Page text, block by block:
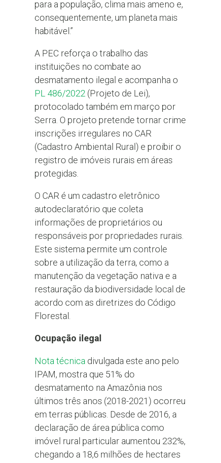
para a população, clima mais ameno e,
consequentemente, um planeta mais
habitável.”
A PEC reforça o trabalho das
instituições no combate ao
desmatamento ilegal e acompanha o
PL 486/2022 (Projeto de Lei),
protocolado também em março por
Serra. O projeto pretende tornar crime
inscrições irregulares no CAR
(Cadastro Ambiental Rural) e proibir o
registro de imóveis rurais em áreas
protegidas.
O CAR é um cadastro eletrônico
autodeclaratório que coleta
informações de proprietários ou
responsáveis por propriedades rurais.
Este sistema permite um controle
sobre a utilização da terra, como a
manutenção da vegetação nativa e a
restauração da biodiversidade local de
acordo com as diretrizes do Código
Florestal.
Ocupação ilegal
Nota técnica divulgada este ano pelo
IPAM, mostra que 51% do
desmatamento na Amazônia nos
últimos três anos (2018-2021) ocorreu
em terras públicas. Desde de 2016, a
declaração de área pública como
imóvel rural particular aumentou 232%,
chegando a 18,6 milhões de hectares